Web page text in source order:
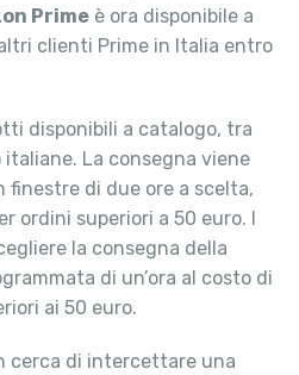
Prime è ora disponibile a
clienti Prime in Italia entro
disponibili a catalogo, tra
La consegna viene
finestre di due ore a scelta,
ordini superiori a 50 euro. I
la consegna della
di un’ora al costo di
ai 50 euro.
cerca di intercettare una